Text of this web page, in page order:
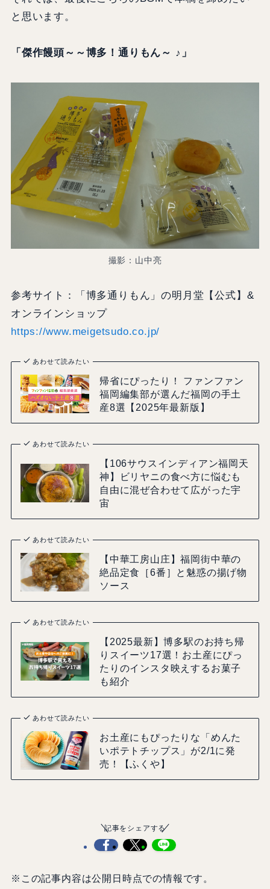
と思います。
「傑作饅頭～～博多！通りもん～ ♪」
撮影：山中亮
参考サイト：「博多通りもん」の明月堂【公式】&
オンラインショップ
https://www.meigetsudo.co.jp/
あわせて読みたい
帰省にぴったり！ ファンファン
福岡編集部が選んだ福岡の手土
産8選【2025年最新版】
あわせて読みたい
【106サウスインディアン福岡天
神】ビリヤニの食べ方に悩むも
自由に混ぜ合わせて広がった宇
宙
あわせて読みたい
【中華工房山庄】福岡街中華の
絶品定食［6番］と魅惑の揚げ物
ソース
あわせて読みたい
【2025最新】博多駅のお持ち帰
りスイーツ17選！お土産にぴっ
たりのインスタ映えするお菓子
も紹介
あわせて読みたい
お土産にもぴったりな「めんた
いポテトチップス」が2/1に発
売！【ふくや】
記事をシェアする
※この記事内容は公開日時点での情報です。